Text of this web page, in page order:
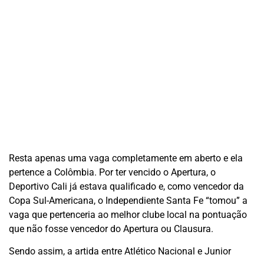
Resta apenas uma vaga completamente em aberto e ela
pertence a Colômbia. Por ter vencido o Apertura, o
Deportivo Cali já estava qualificado e, como vencedor da
Copa Sul-Americana, o Independiente Santa Fe “tomou” a
vaga que pertenceria ao melhor clube local na pontuação
que não fosse vencedor do Apertura ou Clausura.
Sendo assim, a artida entre Atlético Nacional e Junior